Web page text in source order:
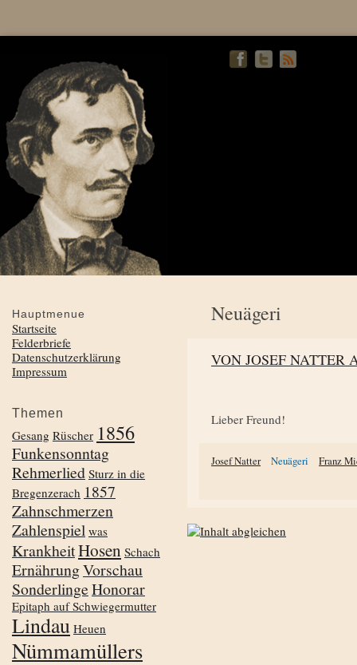
Neuägeri
VON JOSEF NATTER
Lieber Freund!
Josef Natter Neuägeri Franz
Hauptmenue
Startseite
Felderbriefe
Datenschutzerklärung
Impressum
Themen
Gesang Rüscher 1856
Funkensonntag
Rehmerlied Sturz in die
Bregenzerach 1857
Zahnschmerzen
Zahlenspiel was
KrankheitHosen Schach
ErnährungVorschau
SonderlingeHonorar
Epitaph auf Schwiegermutter
Lindau Heuen
Nümmamüllers